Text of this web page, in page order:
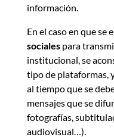
información.
En el caso en que se
socialespara
institucional, se
tipo de plataformas,
al tiempo que se
mensajes que se
fotografías,
audiovisual…).